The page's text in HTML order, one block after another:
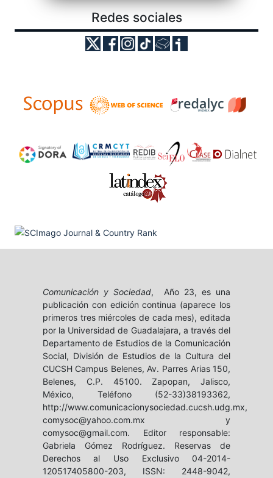
Redes sociales
Comunicación y Sociedad, Año 23, es una
publicación con edición continua (aparece los
primeros tres miércoles de cada mes), editada
por la Universidad de Guadalajara, a través del
Departamento de Estudios de la Comunicación
Social, División de Estudios de la Cultura del
CUCSH Campus Belenes, Av. Parres Arias 150,
Belenes, C.P. 45100. Zapopan, Jalisco,
México, Teléfono (52-33)38193362,
http://www.comunicacionysociedad.cucsh.udg.mx,
comysoc@yahoo.com.mx y
comysoc@gmail.com. Editor responsable:
Gabriela Gómez Rodríguez. Reservas de
Derechos al Uso Exclusivo 04-2014-
120517405800-203, ISSN: 2448-9042,